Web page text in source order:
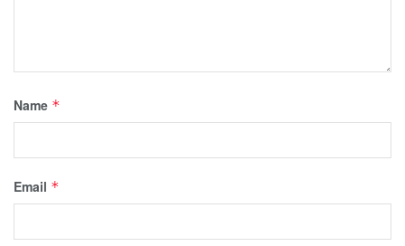
Name *
Email *